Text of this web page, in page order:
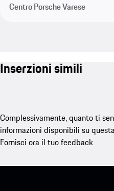
Centro Porsche Varese
Inserzioni simili
Complessivamente, quanto ti
informazioni disponibili su
Fornisci ora il tuo feedback